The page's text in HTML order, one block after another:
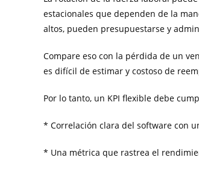
estacionales que dependen de la
altos, pueden presupuestarse y
Compare eso con la pérdida de un
es difícil de estimar y costoso de
Por lo tanto, un KPI flexible debe
* Correlación clara del software con
* Una métrica que rastrea el